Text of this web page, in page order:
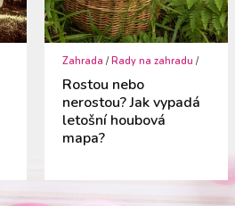
Zahrada /Rady na zahradu /
Rostou nebo
nerostou? Jak vypadá
letošní houbová
mapa?